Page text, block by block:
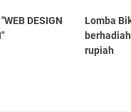
DESIGN
Lomba
rupiah